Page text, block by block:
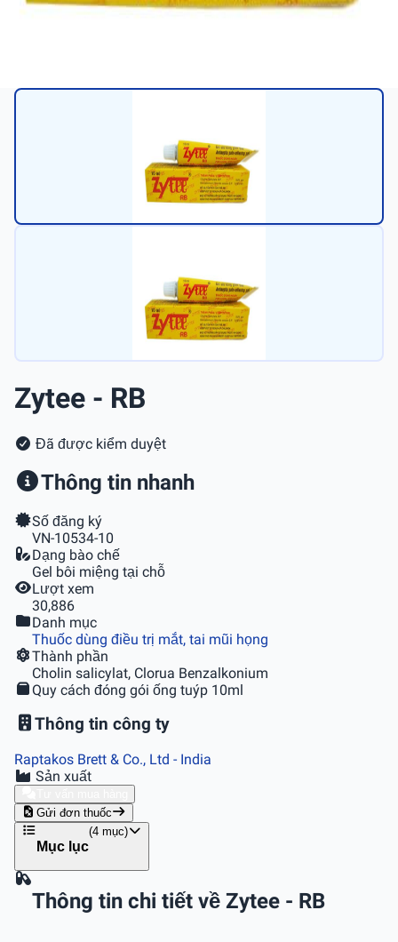
Zytee - RB
Đã được kiểm duyệt
Thông tin nhanh
Số đăng ký
VN-10534-10
Dạng bào chế
Gel bôi miệng tại chỗ
Lượt xem
30,886
Danh mục
Thuốc dùng điều trị mắt, tai mũi họng
Thành phần
Cholin salicylat, Clorua Benzalkonium
Quy cách đóng gói ống tuýp 10ml
Thông tin công ty
Raptakos Brett & Co., Ltd - India
Sản xuất
Gửi đơn thuốc
Mục lục
(4 mục)
Thông tin chi tiết về Zytee - RB